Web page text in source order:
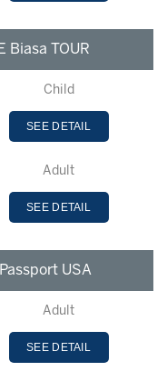
Biasa TOUR
Child
SEE DETAIL
Adult
SEE DETAIL
USA
Adult
SEE DETAIL